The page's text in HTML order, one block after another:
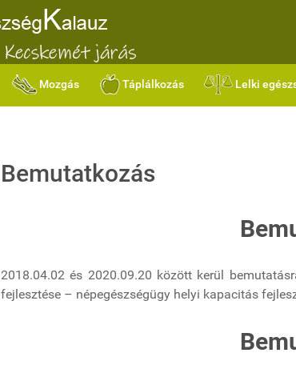
Mozgás Táplálkozás Lelki
Bemutatkozás
2018.04.02 és 2020.09.20 között kerül
fejlesztése – népegészségügy helyi kapacitás